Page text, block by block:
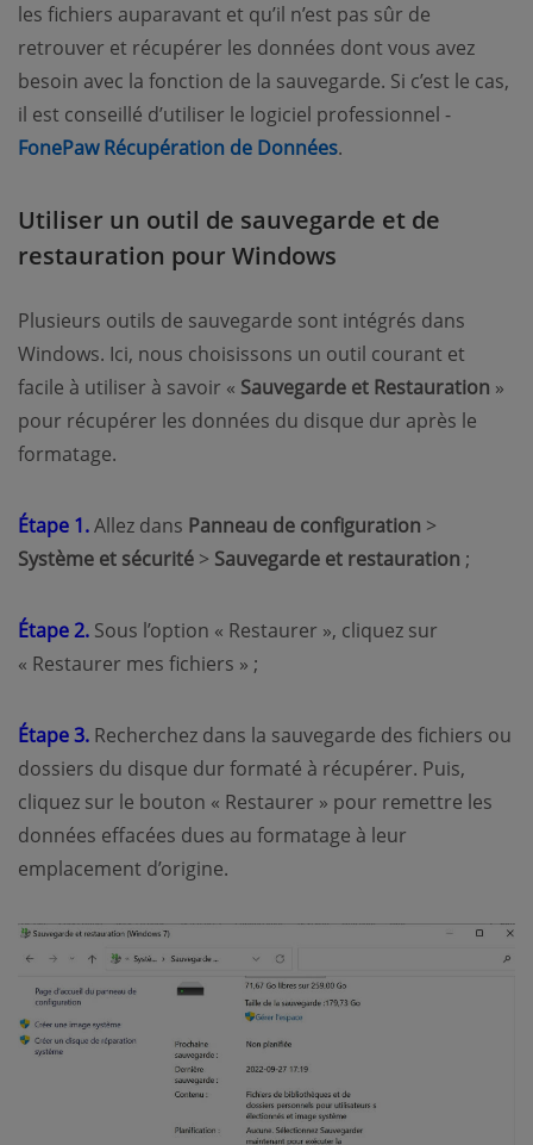
les fichiers auparavant et qu’il n’est pas sûr de
retrouver et récupérer les données dont vous avez
besoin avec la fonction de la sauvegarde. Si c’est le cas,
il est conseillé d’utiliser le logiciel professionnel -
FonePaw Récupération de Données.
Utiliser un outil de sauvegarde et de
restauration pour Windows
Plusieurs outils de sauvegarde sont intégrés dans
Windows. Ici, nous choisissons un outil courant et
facile à utiliser à savoir « Sauvegarde et Restauration »
pour récupérer les données du disque dur après le
formatage.
Étape 1.Allez dans Panneau de configuration >
Système et sécurité > Sauvegarde et restauration ;
Étape 2. Sous l’option « Restaurer », cliquez sur
« Restaurer mes fichiers » ;
Étape 3. Recherchez dans la sauvegarde des fichiers ou
dossiers du disque dur formaté à récupérer. Puis,
cliquez sur le bouton « Restaurer » pour remettre les
données effacées dues au formatage à leur
emplacement d’origine.